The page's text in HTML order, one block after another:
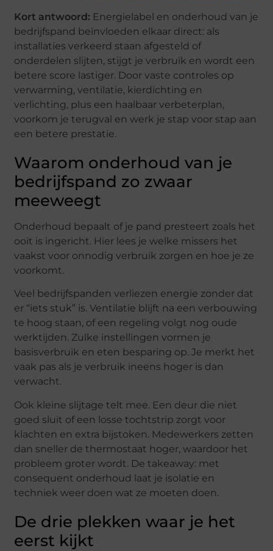
Kort antwoord: Energielabel en onderhoud van je
bedrijfspand beïnvloeden elkaar direct: als
installaties verkeerd staan afgesteld of
onderdelen slijten, stijgt je verbruik en wordt een
betere score lastiger. Door vaste controles op
verwarming, ventilatie, kierdichting en
verlichting, plus een haalbaar verbeterplan,
voorkom je terugval en werk je stap voor stap aan
een betere prestatie.
Waarom onderhoud van je
bedrijfspand zo zwaar
meeweegt
Onderhoud bepaalt of je pand presteert zoals het
ooit is ingericht. Hier lees je welke missers het
vaakst voor onnodig verbruik zorgen en hoe je ze
voorkomt.
Veel bedrijfspanden verliezen energie zonder dat
er “iets stuk” is. Ventilatie blijft na een verbouwing
te hoog staan, of een regeling volgt nog oude
werktijden. Zulke instellingen vormen je
basisverbruik en eten besparing op. Je merkt het
vaak pas als je verbruik ineens hoger is dan
verwacht.
Ook kleine slijtage telt mee. Een deur die niet
goed sluit of een losse tochtstrip zorgt voor
klachten en extra bijstoken. Medewerkers zetten
dan sneller de thermostaat hoger, waardoor het
probleem groter wordt. De takeaway: met
consequent onderhoud laat je isolatie en
techniek weer doen wat ze moeten doen.
De drie plekken waar je het
eerst kijkt